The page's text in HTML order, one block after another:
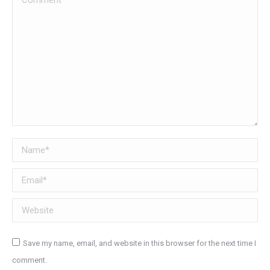
Name *
Email *
Website
Save my name, email, and website in this browser for the next time I
comment.